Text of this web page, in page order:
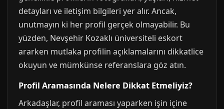
detayları ve iletişim bilgileri yer alır. Ancak,
unutmayın ki her profil gerçek olmayabilir. Bu
yüzden, Nevşehir Kozaklı üniversiteli eskort
ararken mutlaka profilin açıklamalarını dikkatlice
okuyun ve mümkünse referanslara göz atın.
Profil Aramasında Nelere Dikkat Etmeliyiz?
Arkadaşlar, profil araması yaparken işin içine